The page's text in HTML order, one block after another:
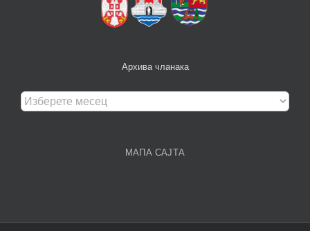
Архива чланака
Архива
чланака
МАПА САЈТА